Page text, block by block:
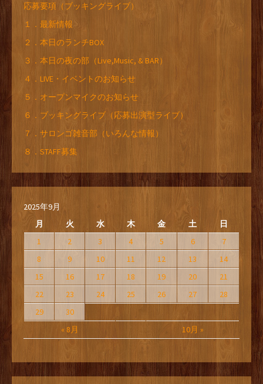
応募要項（ブッキングライブ）
１．最新情報
２．本日のランチBOX
３．本日の夜の部（Live,Music, & BAR）
４．LIVE・イベントのお知らせ
５．オープンマイクのお知らせ
６．ブッキングライブ（応募出演型ライブ）
７．サロンゴ雑音部（いろんな情報）
８．STAFF募集
2025年9月
月
火 水 木 金 土 日
« 8月 10月 »
1 2 3 4 5 6
7
8
9 10 11 12 13
14
15
16 17 18 19 20
21
22
23 24 25 26 27
28
29
30